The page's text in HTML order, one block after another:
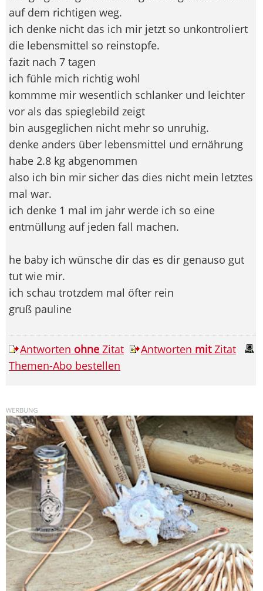
auf dem richtigen weg.
ich denke nicht das ich mir jetzt so unkontroliert
die lebensmittel so reinstopfe.
fazit nach 7 tagen
ich fühle mich richtig wohl
kommme mir wesentlich schlanker und leichter
vor als das spieglebild zeigt
bin ausgeglichen nicht mehr so unruhig.
denke anders über lebensmittel und ernährung
habe 2.8 kg abgenommen
also ich bin mir sicher das dies nicht mein letztes
mal war.
ich denke 1 mal im jahr werde ich so eine
entmüllung auf jeden fall machen.
he baby ich wünsche dir das es dir genauso gut
tut wie mir.
ich schau trotzdem mal öfter rein
gruß pauline
Antworten ohne Zitat Antworten mitZitat
Themen-Abo bestellen